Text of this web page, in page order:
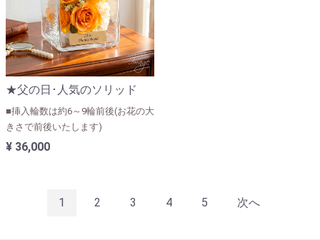
★父の日･人気のソリッド
■挿入輪数は約6～9輪前後(お花の大
きさで前後いたします)
¥ 36,000
1 2 3 4 5 次へ